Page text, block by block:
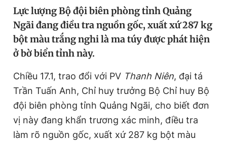
Video Magazine
Sản phẩm khác
Tiện ích Bạn cần biết
Thông tin tòa soạn Liên hệ quảng cáo
Lực lượng Bộ đội biên phòng tỉnh Quảng
Ngãi đang điều tra nguồn gốc, xuất xứ 287 kg
bột màu trắng nghi là ma túy được phát hiện
ở bờ biển tỉnh này.
Chiều 17.1, trao đổi với PV Thanh Niên, đại tá
Trần Tuấn Anh, Chỉ huy trưởng Bộ Chỉ huy Bộ
đội biên phòng tỉnh Quảng Ngãi, cho biết đơn
vị này đang khẩn trương xác minh, điều tra
làm rõ nguồn gốc, xuất xứ 287 kg bột màu